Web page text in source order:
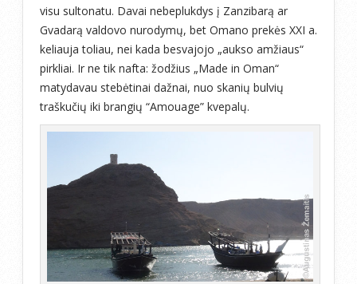
visu sultonatu. Davai nebeplukdys į Zanzibarą ar
Gvadarą valdovo nurodymų, bet Omano prekės XXI a.
keliauja toliau, nei kada besvajojo „aukso amžiaus“
pirkliai. Ir ne tik nafta: žodžius „Made in Oman“
matydavau stebėtinai dažnai, nuo skanių bulvių
traškučių iki brangių “Amouage” kvepalų.